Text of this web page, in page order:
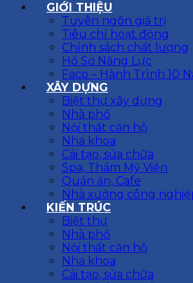
GIỚI THIỆU
Tuyên ngôn giá trị
Tiêu chí hoạt động
Chính sách chất lượng
Hồ Sơ Năng Lực
Faco – Hành Trình 10
XÂY DỰNG
Biệt thự xây dựng
Nhà phố
Nội thất căn hộ
Nha khoa
Cải tạo, sửa chữa
Spa, Thẩm Mỹ Viện
Quán ăn, Cafe
Nhà xưởng công
KIẾN TRÚC
Biệt thự
Nhà phố
Nội thất căn hộ
Nha khoa
Cải tạo, sửa chữa